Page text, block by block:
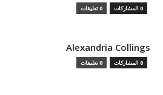
0 المشاركات 0 تعليقات
Alexandria Collings
0 المشاركات 0 تعليقات